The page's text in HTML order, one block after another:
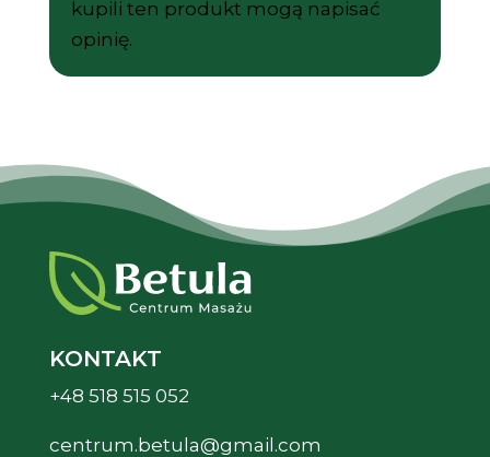
kupili ten produkt mogą napisać
opinię.
KONTAKT
+48 518 515 052
centrum.betula@gmail.com